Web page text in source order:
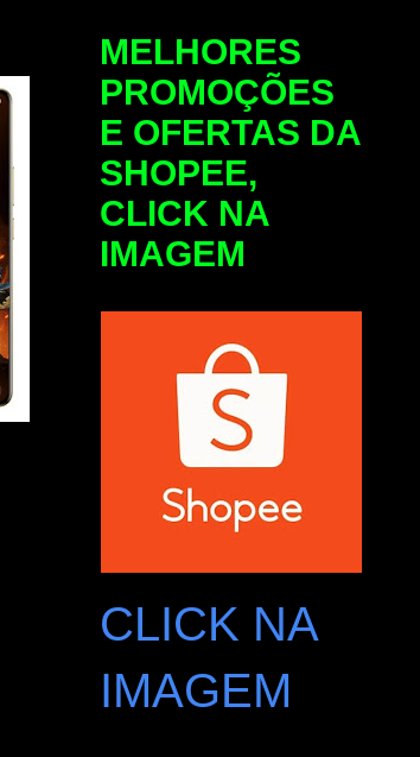
MELHORES
PROMOÇÕES
E OFERTAS DA
SHOPEE,
CLICK NA
IMAGEM
CLICK NA
IMAGEM